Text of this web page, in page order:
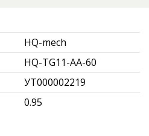
HQ-mech
HQ-TG11-AA-60
УТ000002219
0.95